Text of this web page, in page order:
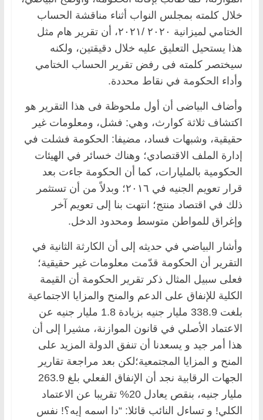
خلال كلمته بمجلس النواب أثناء مناقشة الحساب
الختامي لميزانية ٢٠٢٠ /٢٠٢١، أن تقرير هام مثل
هذا يستحيل التعليق عليه خلال دقيقتين، ولكنه
سيختصر كلمته فى رفض تقرير الحساب الختامي
وأداء الحكومة في نقاط محددة.
وأضاف البياضى أن أول ملحوظة فى هذا التقرير هو
اكتشاف ثلاثة كوارث، وهي: فشل، ومعلومات غير
حقيقية، وشبهات فساد، مضيفا: الحكومة فشلت في
إدارة الملف الاقتصادي؛ وهناك خسائر في الهيئات
الحكومية بالمليارات، كما أن الحكومة جاءت بعد
قرار تعويم الجنيه في ٢٠١٦؛ وبدلاً من أن تستثمر
ذلك في اقتصاد منتج؛ انتهت بنا إلى تعويم آخر
وإغراق للمواطن متوسط ومحدود الدخل.
وأشار البياضي في حديثه إلى أن الكارثة الثانية في
التقرير أن الحكومة قدّمت معلومات غير حقيقية؛
فعلى سبيل المثال ذكر تقرير الحكومة أن القيمة
الكلية للإنفاق على الدعم والمنح والمزايا الاجتماعية
بلغت 338.9 مليار جنيه بزيادة 1.8 مليار جنيه عن
الاعتماد الأصلي في قانون الموازنة، مشيرا إلى أن
هذا أمر جيد و يسعدنا أن تنفق الدولة المزيد على
المنح و المزايا المجتمعية؛لكن بعد مراجعة تقارير
الجهات الرقابية نجد أن الإنفاق الفعلي بلغ 263.9
مليار جنيه، بنقص يعادل 20% تقريبا عن الاعتماد
الكلي! و تساءل النائب قائلا: “دا اسمه إيه؟! نفس